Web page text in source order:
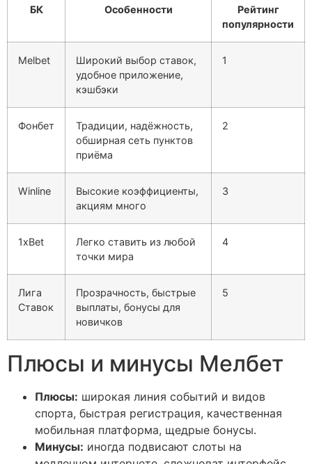
БК Особенности
Рейтинг
популярности
Melbet
Широкий выбор ставок,
удобное приложение,
кэшбэки
1
Фонбет
Традиции, надёжность,
обширная сеть пунктов
приёма
2
Winline
Высокие коэффициенты,
акциям много
3
1xBet
Легко ставить из любой
точки мира
4
Лига
Ставок
Прозрачность, быстрые
выплаты, бонусы для
новичков
5
Плюсы и минусы Мелбет
Плюсы: широкая линия событий и видов
спорта, быстрая регистрация, качественная
мобильная платформа, щедрые бонусы.
Минусы: иногда подвисают слоты на